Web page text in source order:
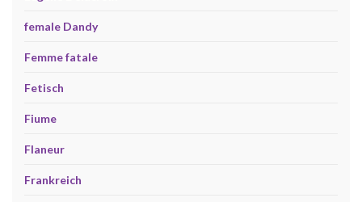
female Dandy
Femme fatale
Fetisch
Fiume
Flaneur
Frankreich